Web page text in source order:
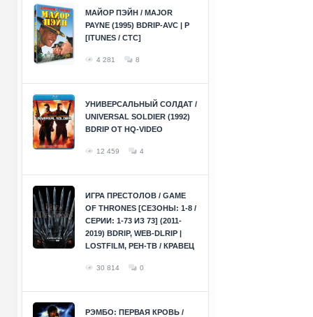
МАЙОР ПЭЙН / MAJOR
PAYNE (1995) BDRIP-AVC | P
[ITUNES / СТС]
4 281 8
УНИВЕРСАЛЬНЫЙ СОЛДАТ /
UNIVERSAL SOLDIER (1992)
BDRIP ОТ HQ-VIDEO
12 459 4
ИГРА ПРЕСТОЛОВ / GAME
OF THRONES [СЕЗОНЫ: 1-8 /
СЕРИИ: 1-73 ИЗ 73] (2011-
2019) BDRIP, WEB-DLRIP |
LOSTFILM, РЕН-ТВ / КРАВЕЦ
30 814 0
РЭМБО: ПЕРВАЯ КРОВЬ /